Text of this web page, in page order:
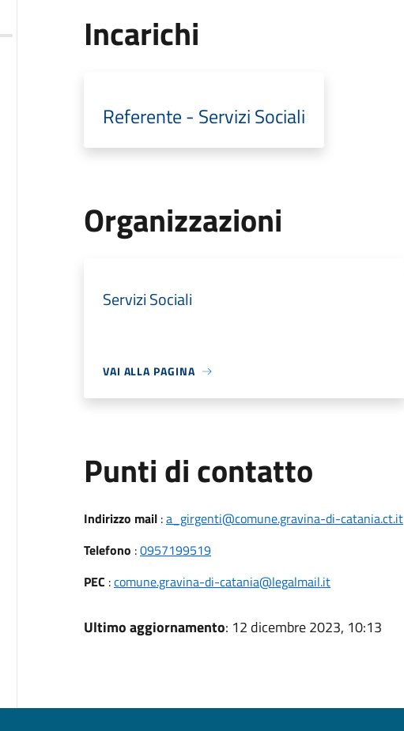
Incarichi
Referente - Servizi Sociali
Organizzazioni
Servizi Sociali
VAI ALLA PAGINA
Punti di contatto
Indirizzo mail:a_girgenti@comune.gravina-di-catania.ct.it
Telefono :0957199519
PEC :comune.gravina-di-catania@legalmail.it
Ultimo aggiornamento: 12 dicembre 2023, 10:13